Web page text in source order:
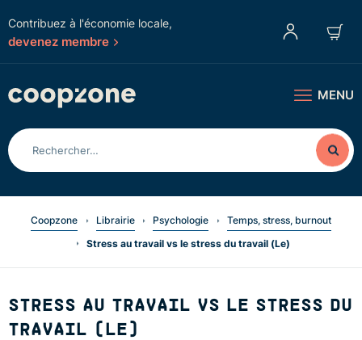
Contribuez à l'économie locale,
devenez membre
MENU
Coopzone Librairie Psychologie
Temps, stress, burnout
Stress au travail vs le stress du travail (Le)
STRESS AU TRAVAIL VS LE STRESS DU
TRAVAIL (LE)